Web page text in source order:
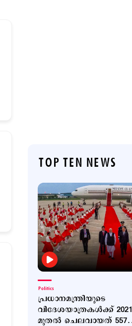
TOP TEN NEWS
Politics
പ്രധാനമന്ത്രിയുടെ
വിദേശയാത്രകൾക്ക് 2021
മുതൽ ചെലവായത് 557